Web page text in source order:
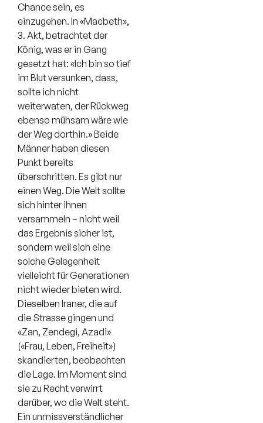
Chance sein, es
einzugehen. In «Macbeth»,
3. Akt, betrachtet der
König, was er in Gang
gesetzt hat: «Ich bin so tief
im Blut versunken, dass,
sollte ich nicht
weiterwaten, der Rückweg
ebenso mühsam wäre wie
der Weg dorthin.» Beide
Männer haben diesen
Punkt bereits
überschritten. Es gibt nur
einen Weg. Die Welt sollte
sich hinter ihnen
versammeln – nicht weil
das Ergebnis sicher ist,
sondern weil sich eine
solche Gelegenheit
vielleicht für Generationen
nicht wieder bieten wird.
Dieselben Iraner, die auf
die Strasse gingen und
«Zan, Zendegi, Azadi»
(«Frau, Leben, Freiheit»)
skandierten, beobachten
die Lage. Im Moment sind
sie zu Recht verwirrt
darüber, wo die Welt steht.
Ein unmissverständlicher